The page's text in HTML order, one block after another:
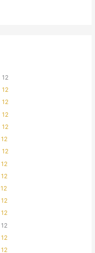
12
12
12
12
12
12
12
12
12
12
12
12
12
12
12